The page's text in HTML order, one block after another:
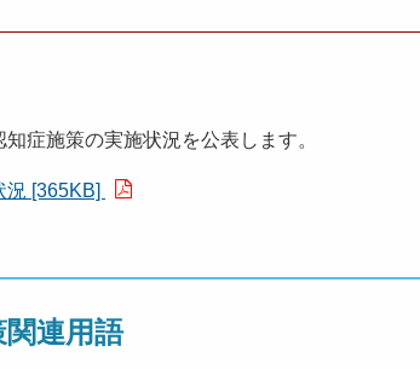
症施策の実施状況を公表します。
況 [365KB]
連用語